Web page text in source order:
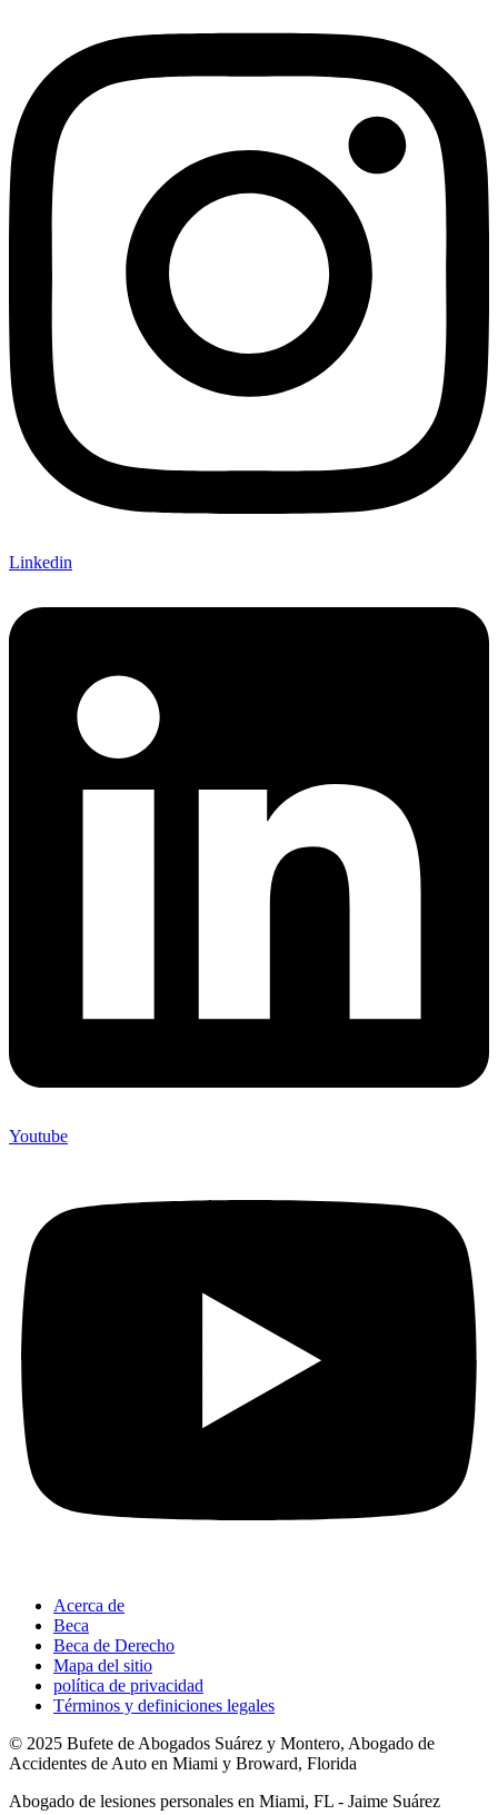
Linkedin
Youtube
Acerca de
Beca
Beca de Derecho
Mapa del sitio
política de privacidad
Términos y definiciones legales
© 2025 Bufete de Abogados Suárez y Montero, Abogado de
Accidentes de Auto en Miami y Broward, Florida
Abogado de lesiones personales en Miami, FL - Jaime Suárez